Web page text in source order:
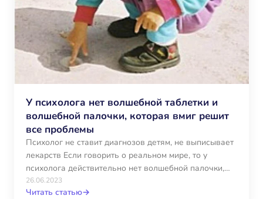
У психолога нет волшебной таблетки и
волшебной палочки, которая вмиг решит
все проблемы
Психолог не ставит диагнозов детям, не выписывает
лекарств Если говорить о реальном мире, то у
психолога действительно нет волшебной палочки,
которая могла…
26.06.2023
Читать статью→